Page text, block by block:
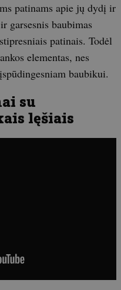
patinams apie jų dydį ir
garsesnis baubimas
patinais. Todėl
elementas, nes
baubikui.
su
lęšiais